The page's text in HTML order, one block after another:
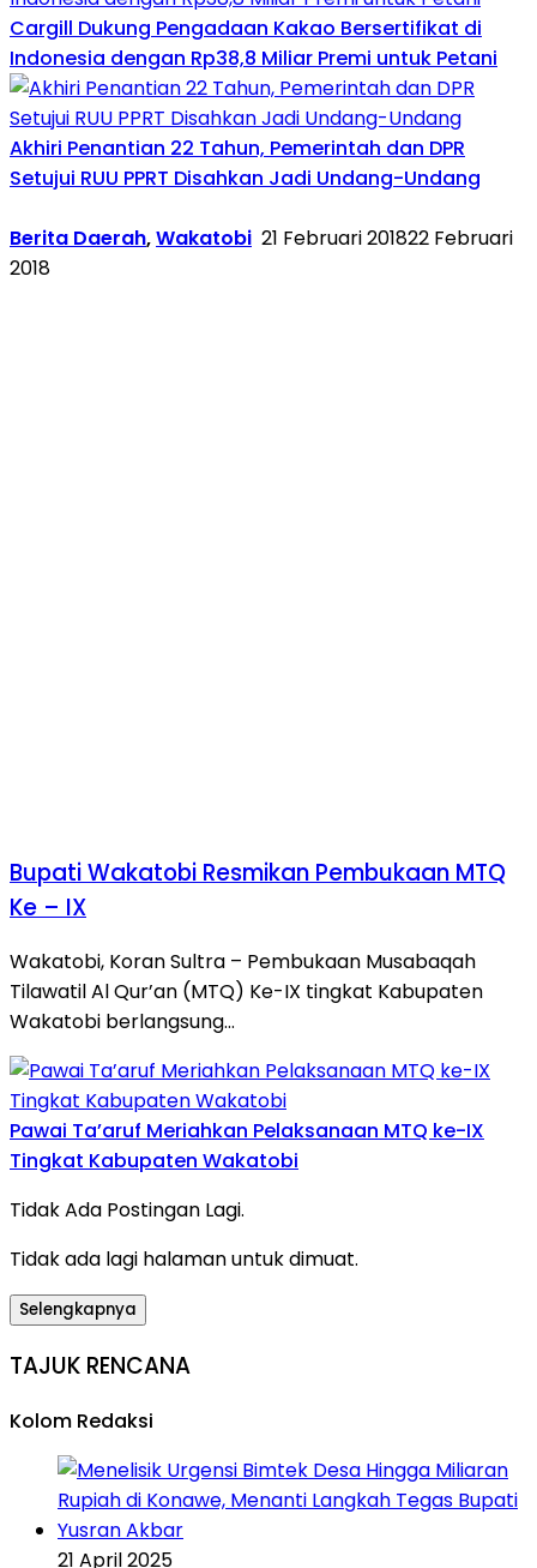
Cargill Dukung Pengadaan Kakao Bersertifikat di
Indonesia dengan Rp38,8 Miliar Premi untuk Petani
Akhiri Penantian 22 Tahun, Pemerintah dan DPR
Setujui RUU PPRT Disahkan Jadi Undang-Undang
Berita Daerah,Wakatobi 21 Februari 201822 Februari
2018
Bupati Wakatobi Resmikan Pembukaan MTQ
Ke – IX
Wakatobi, Koran Sultra – Pembukaan Musabaqah
Tilawatil Al Qur’an (MTQ) Ke-IX tingkat Kabupaten
Wakatobi berlangsung…
Pawai Ta’aruf Meriahkan Pelaksanaan MTQ ke-IX
Tingkat Kabupaten Wakatobi
Tidak Ada Postingan Lagi.
Tidak ada lagi halaman untuk dimuat.
Selengkapnya
TAJUK RENCANA
Kolom Redaksi
21 April 2025